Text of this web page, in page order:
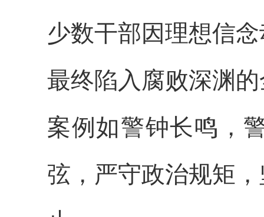
少数干部因理想信
最终陷入腐败深渊
案例如警钟长鸣，
弦，严守政治规矩